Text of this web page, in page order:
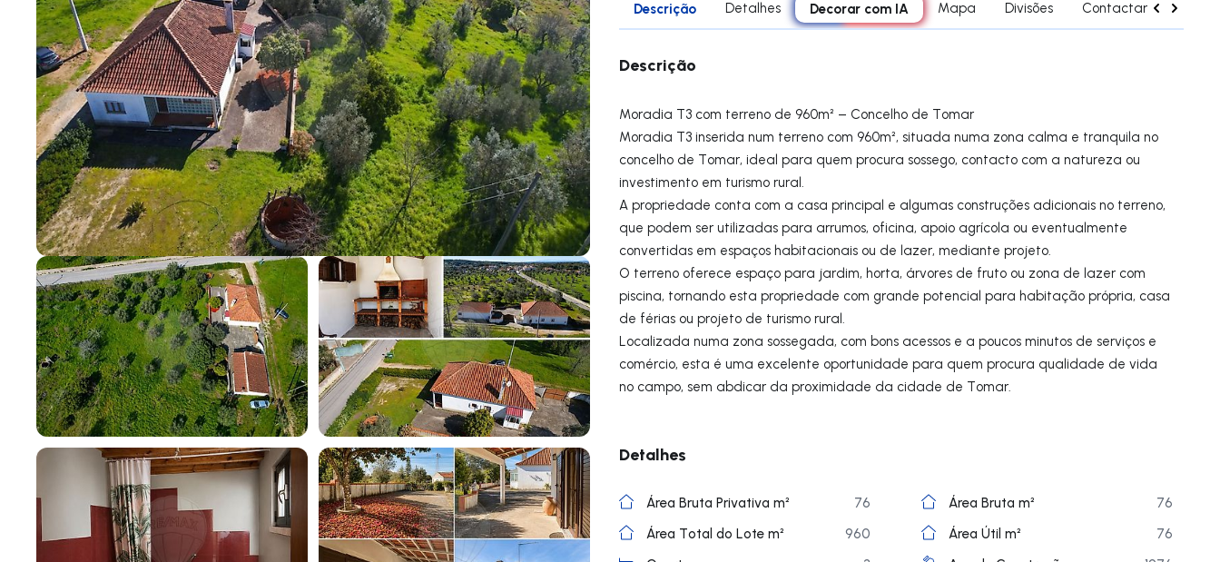
Descrição Detalhes Decorar com IA Mapa Divisões Contactar agente
Descrição
Moradia T3 com terreno de 960m² – Concelho de Tomar
Moradia T3 inserida num terreno com 960m², situada numa zona calma e tranquila no
concelho de Tomar, ideal para quem procura sossego, contacto com a natureza ou
investimento em turismo rural.
A propriedade conta com a casa principal e algumas construções adicionais no terreno,
que podem ser utilizadas para arrumos, oficina, apoio agrícola ou eventualmente
convertidas em espaços habitacionais ou de lazer, mediante projeto.
O terreno oferece espaço para jardim, horta, árvores de fruto ou zona de lazer com
piscina, tornando esta propriedade com grande potencial para habitação própria, casa
de férias ou projeto de turismo rural.
Localizada numa zona sossegada, com bons acessos e a poucos minutos de serviços e
comércio, esta é uma excelente oportunidade para quem procura qualidade de vida
no campo, sem abdicar da proximidade da cidade de Tomar.
Detalhes
Área Bruta Privativa m² 76 Área Bruta m²
76
Área Total do Lote m²
960 Área Útil m²
76